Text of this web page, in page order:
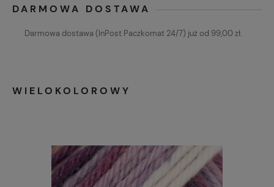
DARMOWA DOSTAWA
Darmowa dostawa (InPost Paczkomat 24/7) już od 99,00 zł.
WIELOKOLOROWY